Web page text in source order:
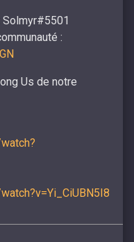
Solmyr#5501
:
Us de notre